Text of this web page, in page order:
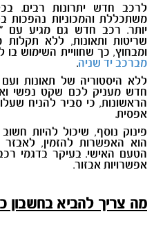
לרכב חדש יתרונות רבים.
משתכללת והמכוניות נהפכות
יותר. רכב חדש גם מגיע עם
שריטות ותאונות, ללא תקלות
ומבחוץ, כך שחוויית השימוש
מברכב יד שניה.
ללא היסטוריה של תאונות
חדש מעניק לכם שקט נפשי
הראשונות, כי סביר להניח
אפסית.
פינוק נוסף, שיכול להיות
הוא האפשרות להזמין,
הטעם האישי. בעיקר בדגמי
אפשרויות אבזור.
מה צריך להביא בחשבון